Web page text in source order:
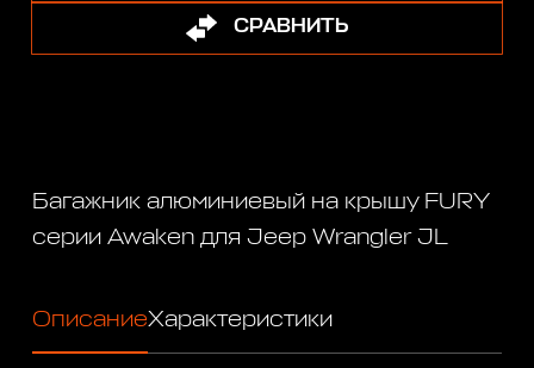
СРАВНИТЬ
Багажник алюминиевый на крышу FURY
серии Awaken для Jeep Wrangler JL
ОписаниеХарактеристики